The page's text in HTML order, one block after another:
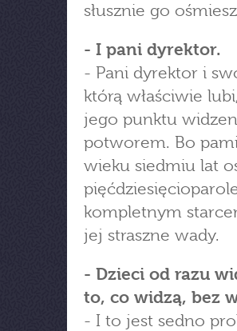
słusznie go
- I pani dyrektor.
- Pani dyrektor i
którą właściwie
jego punktu
potworem. Bo
wieku siedmiu lat
kompletnym
jej straszne wady.
- Dzieci od razu
to, co widzą, bez
- I to jest sedno